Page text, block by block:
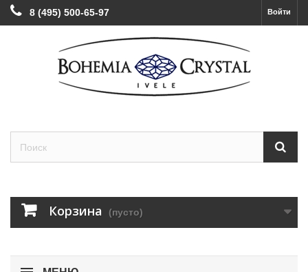
Войти
8 (495) 500-65-97
Корзина (пусто)